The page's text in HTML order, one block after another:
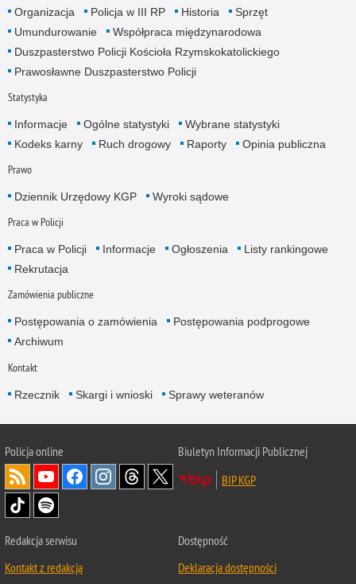
Organizacja
Policja w III RP Historia
Sprzęt
Umundurowanie
Współpraca międzynarodowa
Duszpasterstwo Policji Kościoła Rzymskokatolickiego
Prawosławne Duszpasterstwo Policji
Statystyka
Informacje Ogólne statystyki
Wybrane statystyki
Kodeks karny
Ruch drogowy Raporty Opinia publiczna
Prawo
Dziennik Urzędowy KGP Wyroki sądowe
Praca w Policji
Praca w Policji Informacje Ogłoszenia
Listy rankingowe
Rekrutacja
Zamówienia publiczne
Postępowania o zamówienia
Postępowania podprogowe
Archiwum
Kontakt
Rzecznik Skargi i wnioski Sprawy weteranów
Policjaonline
Biuletyn Informacji Publicznej
BIP KGP
Redakcja serwisu
Kontakt z redakcją
Dostępność
Deklaracja dostępności